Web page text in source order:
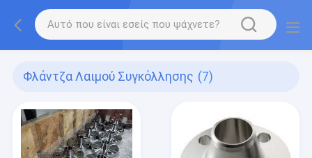
Φλάντζα Λαιμού Συγκόλλησης (7)